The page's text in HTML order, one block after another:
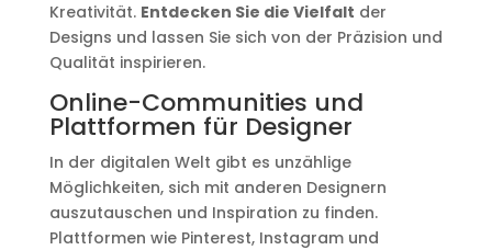
Kreativität. Entdecken Sie die Vielfalt der
Designs und lassen Sie sich von der Präzision und
Qualität inspirieren.
Online-Communities und
Plattformen für Designer
In der digitalen Welt gibt es unzählige
Möglichkeiten, sich mit anderen Designern
auszutauschen und Inspiration zu finden.
Plattformen wie Pinterest, Instagram und